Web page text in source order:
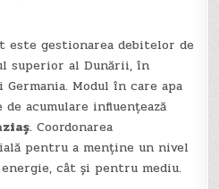
gestionarea debitelor de
superior al Dunării, în
Modul în care apa
acumulare influențează
. Coordonarea
pentru a menține un nivel
cât și pentru mediu.